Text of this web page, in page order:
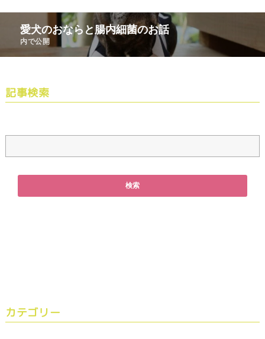
愛犬のおならと腸内細菌のお話
内で公開
記事検索
カテゴリー